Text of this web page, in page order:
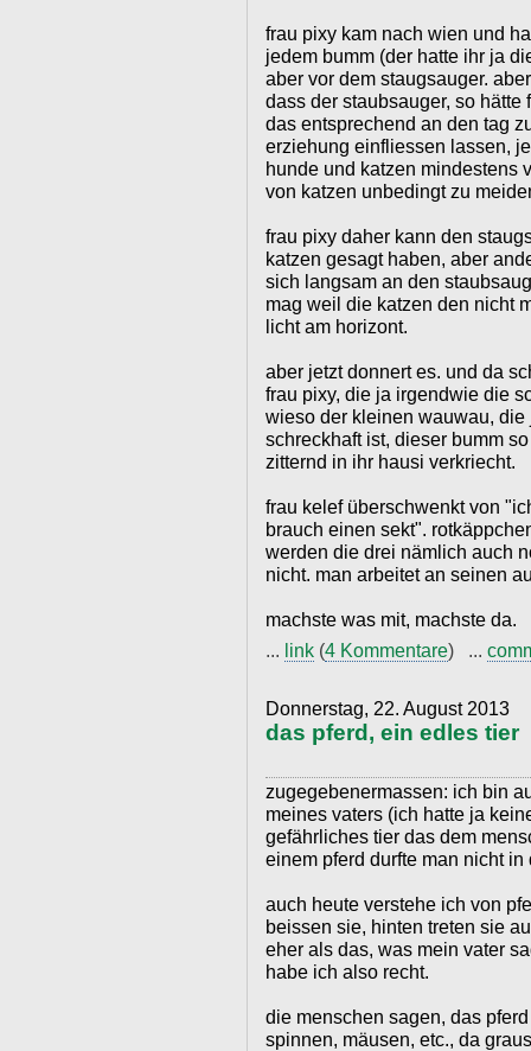
frau pixy kam nach wien und
jedem bumm (der hatte ihr ja
aber vor dem staugsauger.
dass der staubsauger, so
das entsprechend an den tag
erziehung einfliessen lassen,
hunde und katzen mindestens
von katzen unbedingt zu
frau pixy daher kann den
katzen gesagt haben, aber
sich langsam an den
mag weil die katzen den nicht
licht am horizont.
aber jetzt donnert es. und da
frau pixy, die ja irgendwie die
wieso der kleinen wauwau,
schreckhaft ist, dieser bumm
zitternd in ihr hausi verkriecht.
frau kelef überschwenkt von
brauch einen sekt".
werden die drei nämlich auch
nicht. man arbeitet an seinen
machste was mit, machste da.
... link (4 Kommentare) ...
Donnerstag, 22. August 2013
das pferd, ein edles tier
zugegebenermassen: ich bin
meines vaters (ich hatte ja
gefährliches tier das dem
einem pferd durfte man nicht
auch heute verstehe ich von
beissen sie, hinten treten sie
eher als das, was mein vater
habe ich also recht.
die menschen sagen, das
spinnen, mäusen, etc., da